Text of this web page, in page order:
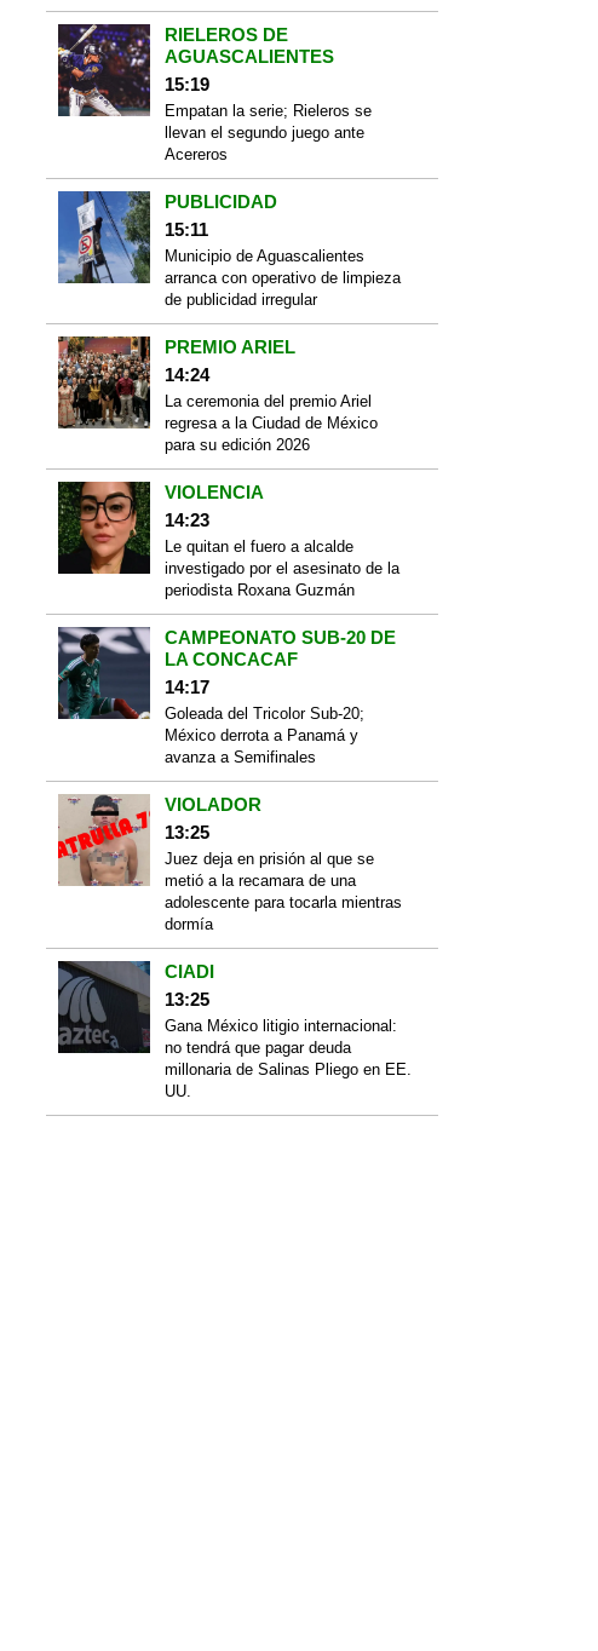
RIELEROS DE
AGUASCALIENTES
15:19
Empatan la serie; Rieleros se
llevan el segundo juego ante
Acereros
PUBLICIDAD
15:11
Municipio de Aguascalientes
arranca con operativo de limpieza
de publicidad irregular
PREMIO ARIEL
14:24
La ceremonia del premio Ariel
regresa a la Ciudad de México
para su edición 2026
VIOLENCIA
14:23
Le quitan el fuero a alcalde
investigado por el asesinato de la
periodista Roxana Guzmán
CAMPEONATO SUB-20 DE
LA CONCACAF
14:17
Goleada del Tricolor Sub-20;
México derrota a Panamá y
avanza a Semifinales
VIOLADOR
13:25
Juez deja en prisión al que se
metió a la recamara de una
adolescente para tocarla mientras
dormía
CIADI
13:25
Gana México litigio internacional:
no tendrá que pagar deuda
millonaria de Salinas Pliego en EE.
UU.